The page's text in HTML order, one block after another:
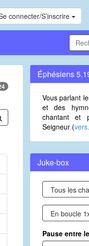
connecter/S’inscrire
Éphésiens
Vous parlant
et des
chantant et
Seigneur (
Juke-box
Pause entre